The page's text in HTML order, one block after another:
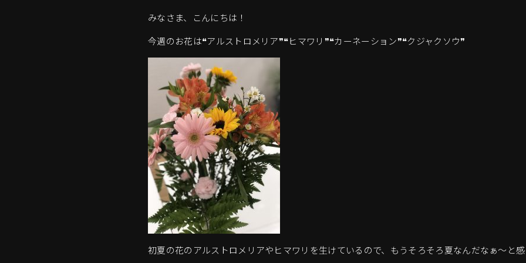
みなさま、こんにちは！
今週のお花は❝アルストロメリア❞❝ヒマワリ❞❝カーネーション❞❝クジャクソウ❞
初夏の花のアルストロメリアやヒマワリを生けているので、もうそろそろ夏なんだなぁ～と